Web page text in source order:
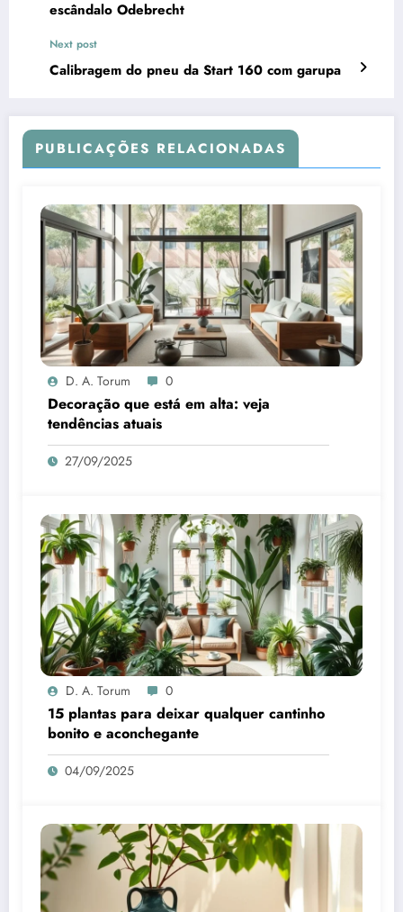
escândalo Odebrecht
Next post
Calibragem do pneu da Start 160 com garupa
PUBLICAÇÕES RELACIONADAS
D. A. Torum 0
Decoração que está em alta: veja
tendências atuais
27/09/2025
D. A. Torum 0
15 plantas para deixar qualquer cantinho
bonito e aconchegante
04/09/2025